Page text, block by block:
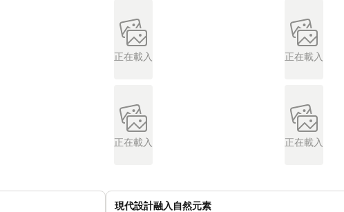
正在載入 正在載入
正在載入 正在載入
現代設計融入自然元素